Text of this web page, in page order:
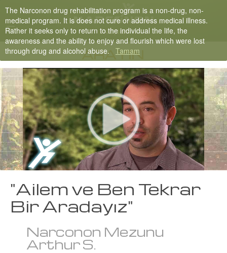
Nepali
English
Czech
Turkish
Tüm Bölgeler/Diller
ARAYIN
"Ailem ve Ben Tekrar
Bir Aradayız"
Narconon Mezunu
Arthur S.
The Narconon drug rehabilitation program is a non-drug, non-
medical program. It is does not cure or address medical illness.
Rather it seeks only to return to the individual the life, the
awareness and the ability to enjoy and flourish which were lost
through drug and alcohol abuse. Tamam